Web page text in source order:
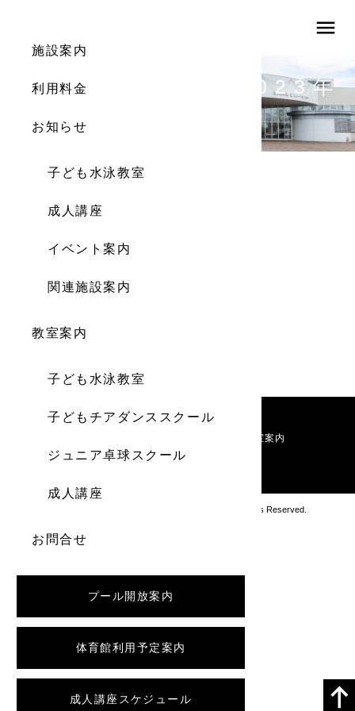
menu
施設案内
利用料金
お知らせ
子ども水泳教室
成人講座
イベント案内
関連施設案内
教室案内
子ども水泳教室
子どもチアダンススクール
ジュニア卓球スクール
成人講座
お問合せ
プール開放案内
体育館利用予定案内
成人講座スケジュール
体育館利用案内（2023年
教室案内
お問い合わせ
Copyright アブロス沼ノ端スポーツセンター All Rights Reserved.